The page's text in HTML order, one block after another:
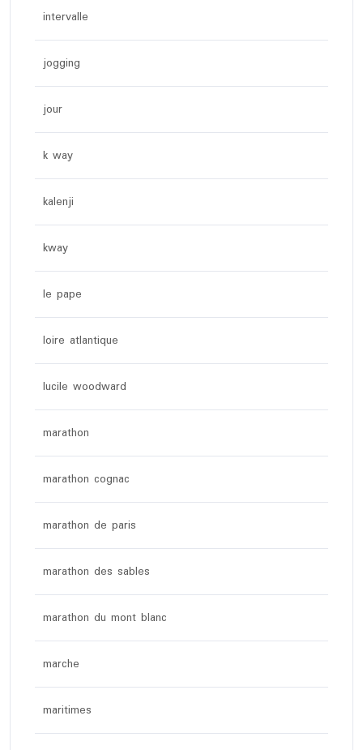
intervalle
jogging
jour
k way
kalenji
kway
le pape
loire atlantique
lucile woodward
marathon
marathon cognac
marathon de paris
marathon des sables
marathon du mont blanc
marche
maritimes